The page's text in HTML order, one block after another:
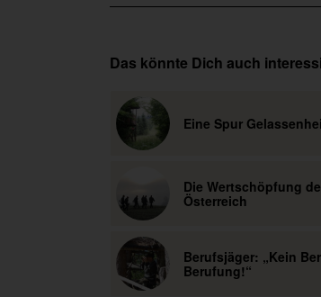
Das könnte Dich auch
Eine Spur
Die Wertschöpfung
Österreich
Berufsjäger: „Kein
Berufung!“